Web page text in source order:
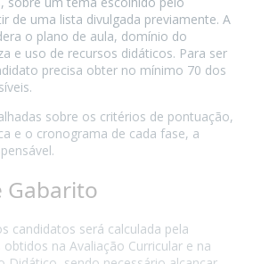
de uma lista divulgada previamente. A
o plano de aula, domínio do
e uso de recursos didáticos. Para ser
precisa obter no mínimo 70 dos
sobre os critérios de pontuação,
e o cronograma de cada fase, a
Gabarito
candidatos será calculada pela
na Avaliação Curricular e na